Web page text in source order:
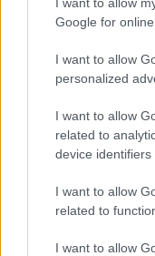
Google for
I want to allow
personalized
I want to allow
related to
device identifiers
I want to allow
related to
I want to allow
Διαβάστε